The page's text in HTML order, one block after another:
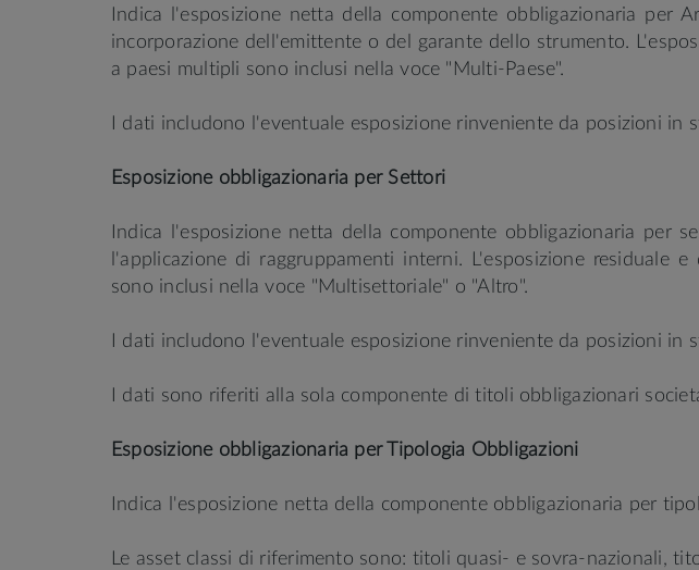
Indica l'esposizione netta della componente obbligazionaria per
incorporazione dell'emittente o del garante dello strumento.
a paesi multipli sono inclusi nella voce "Multi-Paese".
I dati includono l'eventuale esposizione rinveniente da posizioni in
Esposizione obbligazionaria per Settori
Indica l'esposizione netta della componente obbligazionaria per
l'applicazione di raggruppamenti interni. L'esposizione
sono inclusi nella voce "Multisettoriale" o "Altro".
I dati includono l'eventuale esposizione rinveniente da posizioni in
I dati sono riferiti alla sola componente di titoli obbligazionari
Esposizione obbligazionaria per Tipologia Obbligazioni
Indica l'esposizione netta della componente obbligazionaria per
Le asset classi di riferimento sono: titoli quasi- e sovra-nazionali,